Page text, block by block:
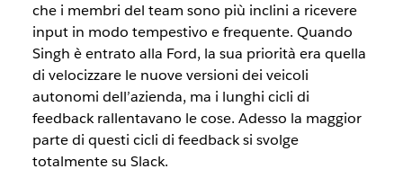
che i membri del team sono più inclini a ricevere
input in modo tempestivo e frequente. Quando
Singh è entrato alla Ford, la sua priorità era quella
di velocizzare le nuove versioni dei veicoli
autonomi dell’azienda, ma i lunghi cicli di
feedback rallentavano le cose. Adesso la maggior
parte di questi cicli di feedback si svolge
totalmente su Slack.